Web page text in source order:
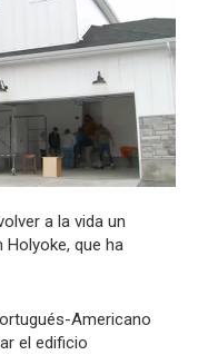
a la vida un
Holyoke, que ha
Americano
el edificio